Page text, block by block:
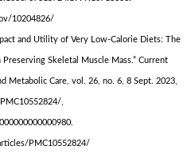
10204826/
and Utility of Very Low-Calorie Diets: The
Skeletal Muscle Mass.” Current
Metabolic Care, vol. 26, no. 6, 8 Sept. 2023,
,
PMC10552824/